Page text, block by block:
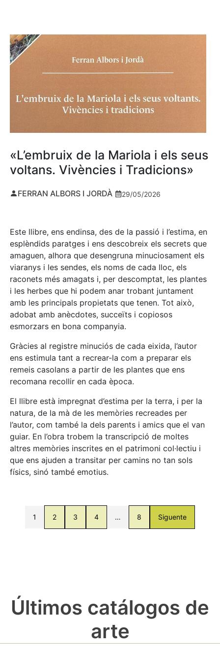
«L’embruix de la Mariola i els seus
voltans. Vivències i Tradicions»
FERRAN ALBORS I JORDÀ 29/05/2026
Este llibre, ens endinsa, des de la passió i l’estima, en
esplèndids paratges i ens descobreix els secrets que
amaguen, alhora que desengruna minuciosament els
viaranys i les sendes, els noms de cada lloc, els
raconets més amagats i, per descomptat, les plantes
i les herbes que hi podem anar trobant juntament
amb les principals propietats que tenen. Tot això,
adobat amb anècdotes, succeïts i copiosos
esmorzars en bona companyia.
Gràcies al registre minuciós de cada eixida, l’autor
ens estimula tant a recrear-la com a preparar els
remeis casolans a partir de les plantes que ens
recomana recollir en cada època.
El llibre està impregnat d’estima per la terra, i per la
natura, de la mà de les memòries recreades per
l’autor, com també la dels parents i amics que el van
guiar. En l’obra trobem la transcripció de moltes
altres memòries inscrites en el patrimoni col·lectiu i
que ens ajuden a transitar per camins no tan sols
físics, sinó també emotius.
1 2 3 4 … 8 Siguente
Últimos catálogos de
arte